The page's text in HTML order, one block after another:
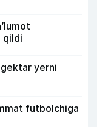
qildi
yerni
futbolchiga